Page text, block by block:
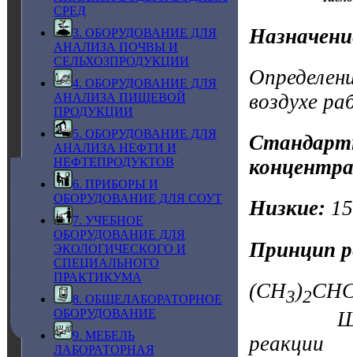
СРЕД
3. ОБОРУДОВАНИЕ ДЛЯ
АНАЛИЗА ПОЧВЫ И
СЕЛЬХОЗПРОДУКЦИИ
4. ОБОРУДОВАНИЕ ДЛЯ
АНАЛИЗА ПИЩЕВОЙ
ПРОДУКЦИИ
5. ОБОРУДОВАНИЕ ДЛЯ
АНАЛИЗА НЕФТИ И
НЕФТЕПРОДУКТОВ
6. ПРИБОРЫ И
ОБОРУДОВАНИЕ ДЛЯ СОУТ
7. УЧЕБНОЕ
ОБОРУДОВАНИЕ ДЛЯ
ЭКОЛОГИЧЕСКОГО И
СПЕЦИАЛЬНОГО
ПРАКТИКУМА
8. ОБЩЕЛАБОРАТОРНОЕ
ОБОРУДОВАНИЕ
9. МЕБЕЛЬ
ЛАБОРАТОРНАЯ
воздухе
Низкие:
Принцип
(CH3)2
реакции